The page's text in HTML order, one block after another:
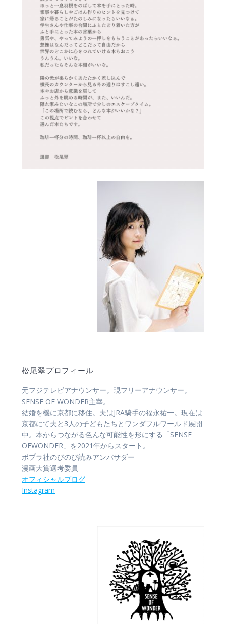
松尾翠プロフィール
元フジテレビアナウンサー。現フリーアナウンサー。
SENSE OF WONDER主宰。
結婚を機に京都に移住。夫はJRA騎手の福永祐一。現在は
京都にて夫と3人の子どもたちとワンダフルワールド展開
中。本からつながる色んな可能性を形にする「SENSE
OFWONDER」を2021年からスタート。
ポプラ社のびのび読みアンバサダー
漫画大賞選考委員
オフィシャルブログ
Instagram